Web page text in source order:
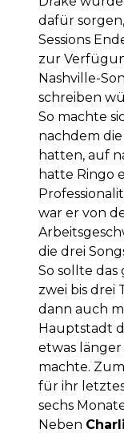
dafür
Sessions
zur
Nashville-
schreiben
So machte
nachdem
hatten, auf
hatte Ringo
war er von
die drei
So sollte
zwei bis drei
dann auch
Hauptstadt
etwas länger
machte.
für ihr
sechs
Neben